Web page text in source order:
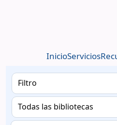
InicioServicios